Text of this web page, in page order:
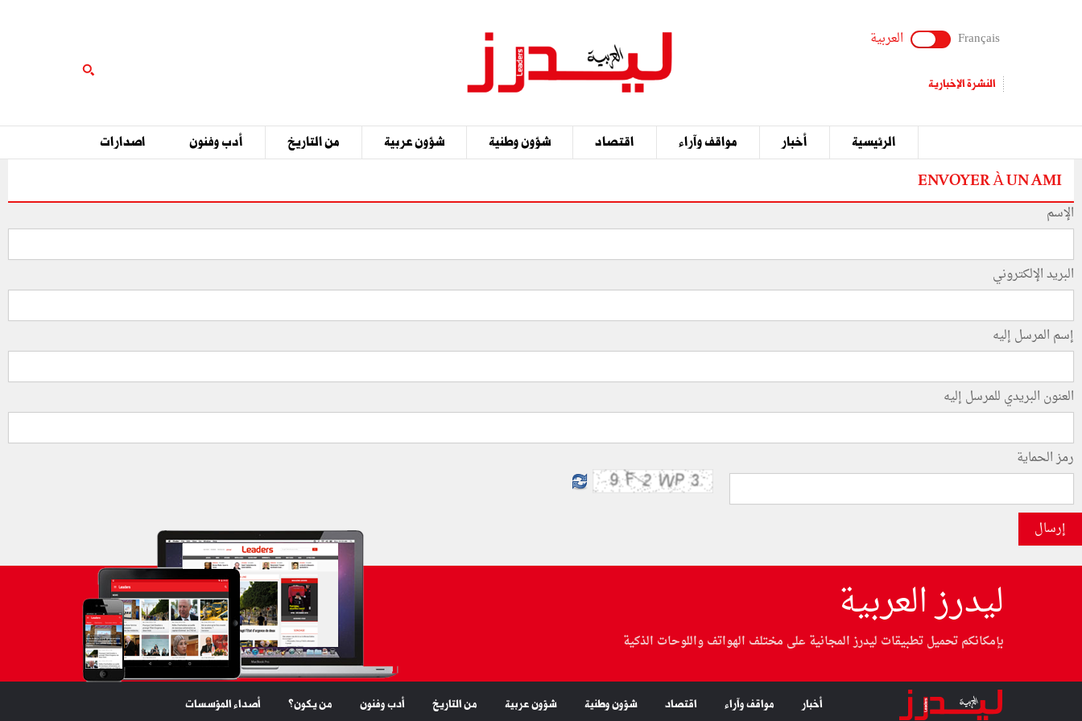
Français العربية
النشرة الإخبارية
الرئيسية أخبار مواقف وآراء اقتصاد شؤون وطنية شؤون عربية من التاريخ أدب وفنون اصدارات
ENVOYER À UN AMI
الإسم
البريد الإلكتروني
إسم المرسل إليه
العنون البريدي للمرسل إليه
رمز الحماية
إرسال
ليدرز العربية
بإمكانكم تحميل تطبيقات ليدرز المجانية على مختلف الهواتف واللوحات الذكية
أخبار مواقف وآراء اقتصاد شؤون وطنية شؤون عربية من التاريخ أدب وفنون من يكون؟ أصداء المؤسسات